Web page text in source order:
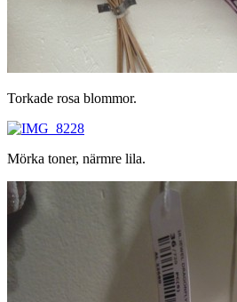
Torkade rosa blommor.
Mörka toner, närmre lila.